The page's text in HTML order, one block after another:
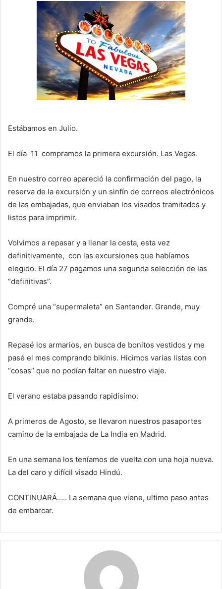
Estábamos en Julio.
El día 11 compramos la primera excursión. Las Vegas.
En nuestro correo apareció la confirmación del pago, la
reserva de la excursión y un sinfín de correos electrónicos
de las embajadas, que enviaban los visados tramitados y
listos para imprimir.
Volvimos a repasar y a llenar la cesta, esta vez
definitivamente, con las excursiones que habíamos
elegido. El día 27 pagamos una segunda selección de las
“definitivas”.
Compré una “supermaleta” en Santander. Grande, muy
grande.
Repasé los armarios, en busca de bonitos vestidos y me
pasé el mes comprando bikinis. Hicimos varias listas con
“cosas” que no podían faltar en nuestro viaje.
El verano estaba pasando rapidísimo.
A primeros de Agosto, se llevaron nuestros pasaportes
camino de la embajada de La India en Madrid.
En una semana los teníamos de vuelta con una hoja nueva.
La del caro y difícil visado Hindú.
CONTINUARÁ….. La semana que viene, ultimo paso antes
de embarcar.